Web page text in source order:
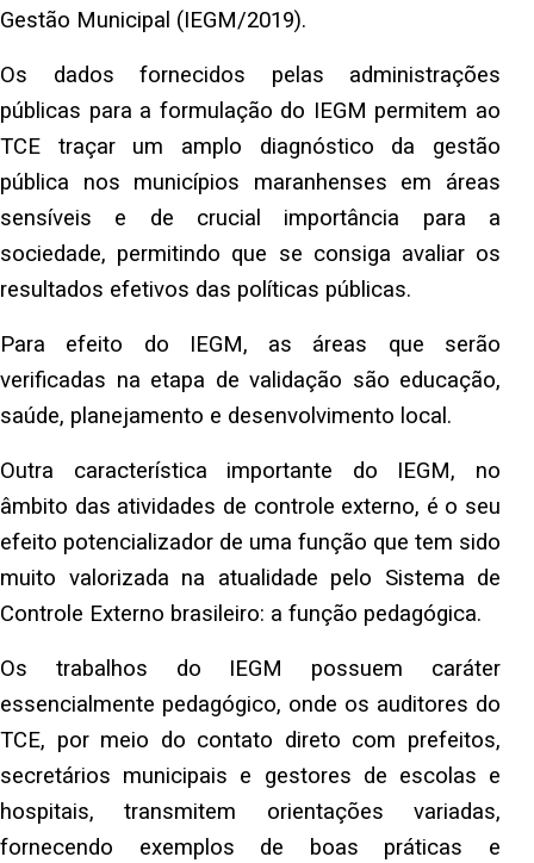
Gestão Municipal (IEGM/2019).
Os dados fornecidos pelas administrações
públicas para a formulação do IEGM permitem ao
TCE traçar um amplo diagnóstico da gestão
pública nos municípios maranhenses em áreas
sensíveis e de crucial importância para a
sociedade, permitindo que se consiga avaliar os
resultados efetivos das políticas públicas.
Para efeito do IEGM, as áreas que serão
verificadas na etapa de validação são educação,
saúde, planejamento e desenvolvimento local.
Outra característica importante do IEGM, no
âmbito das atividades de controle externo, é o seu
efeito potencializador de uma função que tem sido
muito valorizada na atualidade pelo Sistema de
Controle Externo brasileiro: a função pedagógica.
Os trabalhos do IEGM possuem caráter
essencialmente pedagógico, onde os auditores do
TCE, por meio do contato direto com prefeitos,
secretários municipais e gestores de escolas e
hospitais, transmitem orientações variadas,
fornecendo exemplos de boas práticas e